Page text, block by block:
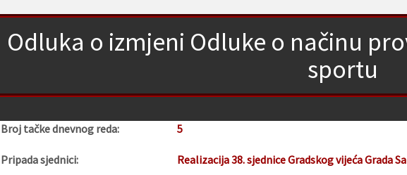
Odluka o izmjeni Odluke o načinu
sportu
Broj tačke dnevnog reda: 5
Pripada sjednici: Realizacija 38. sjednice Gradskog vijeća Grada